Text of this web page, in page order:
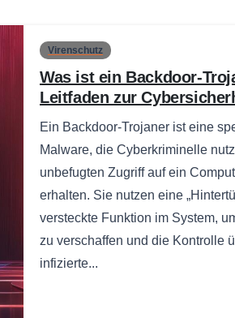
Virenschutz
Was ist ein Backdoor-
Leitfaden zur
Ein Backdoor-Trojaner ist eine
Malware, die Cyberkriminelle
unbefugten Zugriff auf ein
erhalten. Sie nutzen eine
versteckte Funktion im System,
zu verschaffen und die Kontrolle
infizierte...